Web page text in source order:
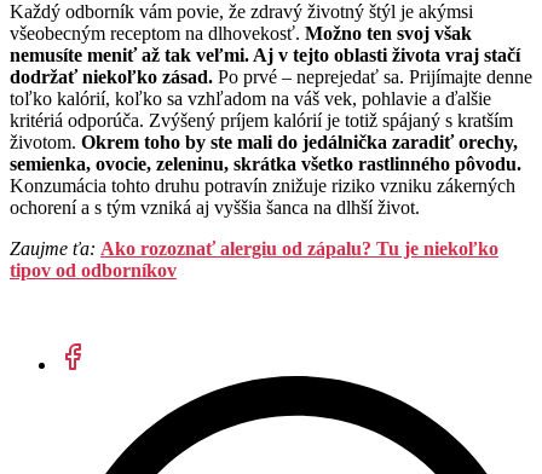
Každý odborník vám povie, že zdravý životný štýl je akýmsi
všeobecným receptom na dlhovekosť. Možno ten svoj však
nemusíte meniť až tak veľmi. Aj v tejto oblasti života vraj stačí
dodržať niekoľko zásad. Po prvé – neprejedať sa. Prijímajte denne
toľko kalórií, koľko sa vzhľadom na váš vek, pohlavie a ďalšie
kritériá odporúča. Zvýšený príjem kalórií je totiž spájaný s kratším
životom. Okrem toho by ste mali do jedálnička zaradiť orechy,
semienka, ovocie, zeleninu, skrátka všetko rastlinného pôvodu.
Konzumácia tohto druhu potravín znižuje riziko vzniku zákerných
ochorení a s tým vzniká aj vyššia šanca na dlhší život.
Zaujme ťa: Ako rozoznať alergiu od zápalu? Tu je niekoľko
tipov od odborníkov